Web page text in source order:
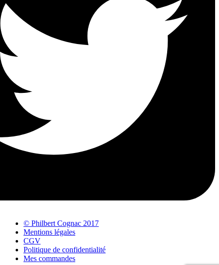
© Philbert Cognac 2017
Mentions légales
CGV
Politique de confidentialité
Mes commandes